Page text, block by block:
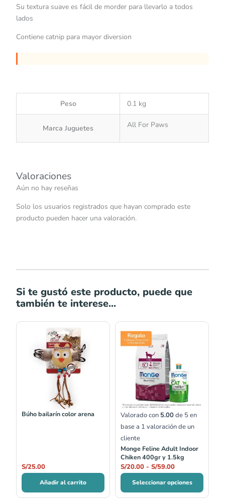
Su textura suave es fácil de morder para llevarlo a todos
lados
Contiene catnip para mayor diversion
Peso 0.1 kg
Marca Juguetes All For Paws
Valoraciones
Aún no hay reseñas
Solo los usuarios registrados que hayan comprado este
producto pueden hacer una valoración.
Si te gustó este producto, puede que
también te interese...
Búho bailarín color arena
S/25.00
Añadir al carrito
Valorado con 5.00de 5 en
base a 1 valoración de un
cliente
Monge Feline Adult Indoor
Chiken 400gr y 1.5kg
S/20.00 - S/59.00
desde
S/20.00
hasta
S/59.00
Seleccionar opciones